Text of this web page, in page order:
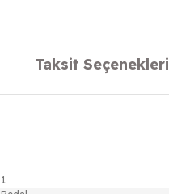
Taksit Seçenekleri
1